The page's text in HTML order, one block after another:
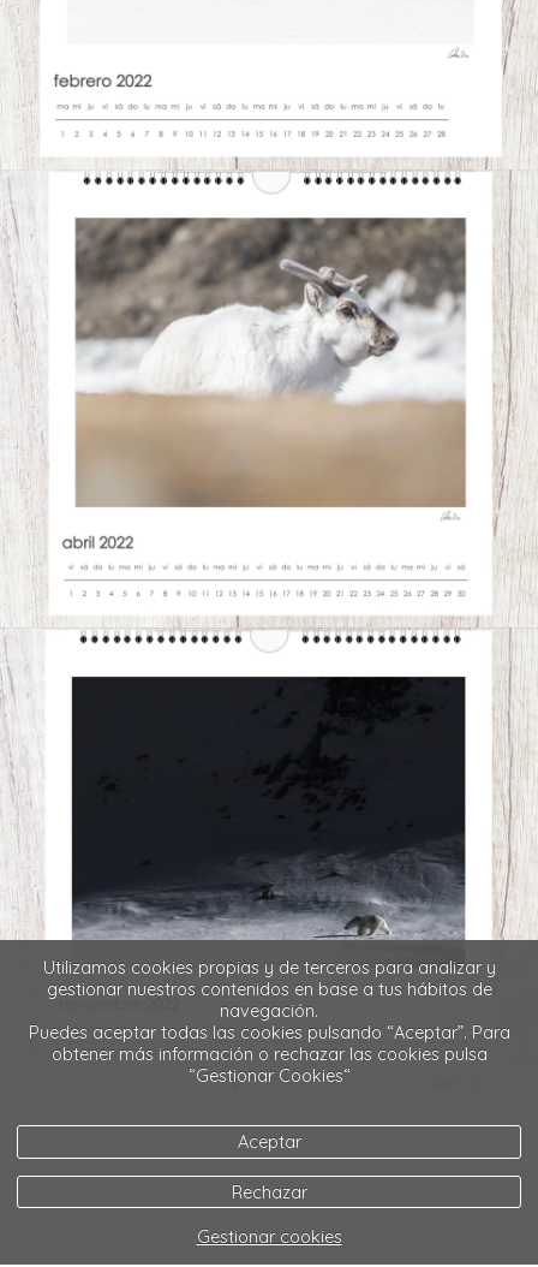
Utilizamos cookies propias y de terceros para analizar y
gestionar nuestros contenidos en base a tus hábitos de
navegación.
Puedes aceptar todas las cookies pulsando “Aceptar”. Para
obtener más información o rechazar las cookies pulsa
“Gestionar Cookies“
Aceptar
Rechazar
Gestionar cookies